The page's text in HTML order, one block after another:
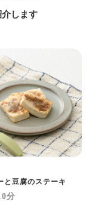
します
と豆腐のステーキ